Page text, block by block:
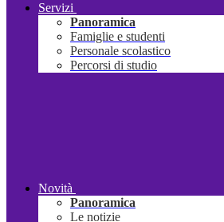
Servizi
Panoramica
Famiglie e studenti
Personale scolastico
Percorsi di studio
Novità
Panoramica
Le notizie